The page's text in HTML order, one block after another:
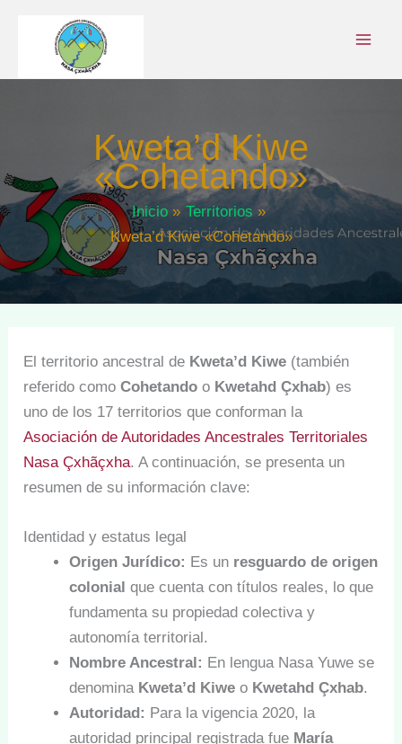
contenido
Kweta’d Kiwe
«Cohetando»
Inicio
Territorios
Kweta’d Kiwe «Cohetando»
El territorio ancestral de Kweta’d Kiwe (también
referido comoCohetando o Kwetahd Çxhab) es
uno de los 17 territorios que conforman la
Asociación de Autoridades Ancestrales Territoriales
Nasa Çxhãçxha. A continuación, se presenta un
resumen de su información clave:
Identidad y estatus legal
Origen Jurídico: Es un resguardo de origen
colonial que cuenta con títulos reales, lo que
fundamenta su propiedad colectiva y
autonomía territorial.
Nombre Ancestral: En lengua Nasa Yuwe se
denomina Kweta’d Kiwe o Kwetahd Çxhab.
Autoridad: Para la vigencia 2020, la
autoridad principal registrada fue María